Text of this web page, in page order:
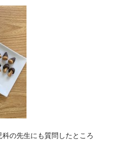
の先生にも質問したところ